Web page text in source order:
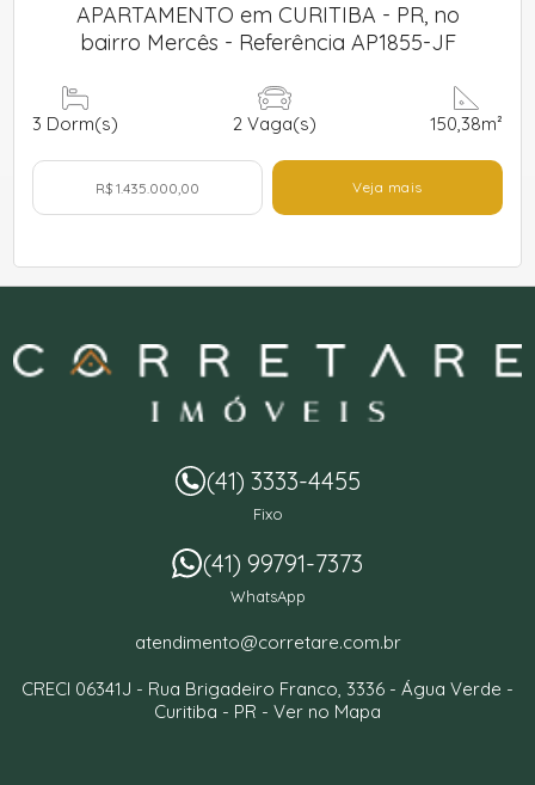
APARTAMENTO em CURITIBA - PR, no
bairro Mercês - Referência AP1855-JF
3 Dorm(s) 2Vaga(s) 150,38m²
R$ 1.435.000,00 Veja mais
(41) 3333-4455
Fixo
(41) 99791-7373
WhatsApp
atendimento@corretare.com.br
CRECI 06341J - Rua Brigadeiro Franco, 3336 - Água Verde -
Curitiba - PR - Ver no Mapa